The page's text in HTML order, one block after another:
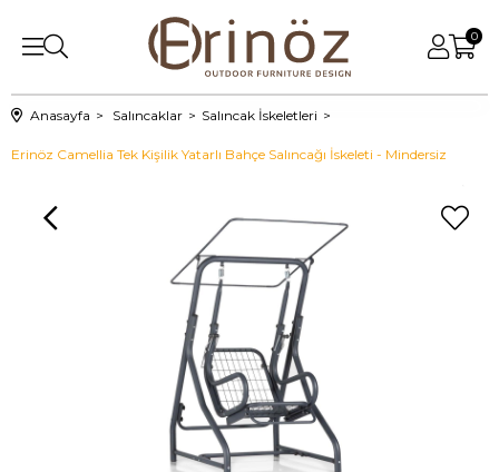
0
Anasayfa Salıncaklar Salıncak İskeletleri
Erinöz Camellia Tek Kişilik Yatarlı Bahçe Salıncağı İskeleti - Mindersiz